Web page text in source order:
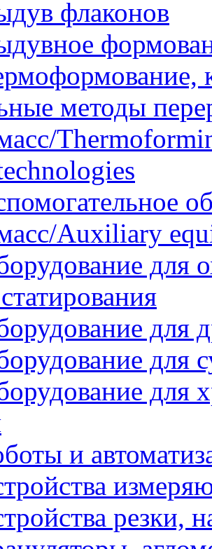
флаконов
методы
Auxiliary
для
для
для
для
и
резки,